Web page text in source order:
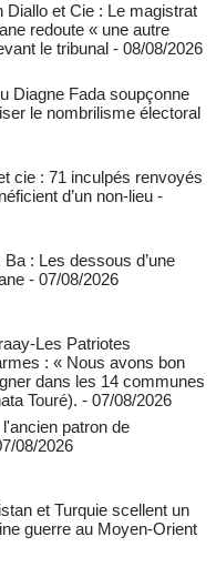
Diallo et Cie : Le magistrat
redoute « une autre
le tribunal - 08/08/2026
Diagne Fada soupçonne
le nombrilisme électoral
cie : 71 inculpés renvoyés
d’un non-lieu -
: Les dessous d’une
- 07/08/2026
Les Patriotes
: « Nous avons bon
dans les 14 communes
Touré). - 07/08/2026
patron de
08/2026
et Turquie scellent un
guerre au Moyen-Orient